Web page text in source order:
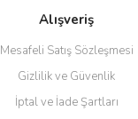
Alışveriş
Mesafeli Satış Sözleşmesi
Gizlilik ve Güvenlik
İptal ve İade Şartları